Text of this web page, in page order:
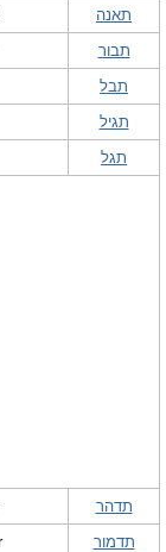
תאנה
תבור
תבל
תגיל
תגל
תדהר
תדמור